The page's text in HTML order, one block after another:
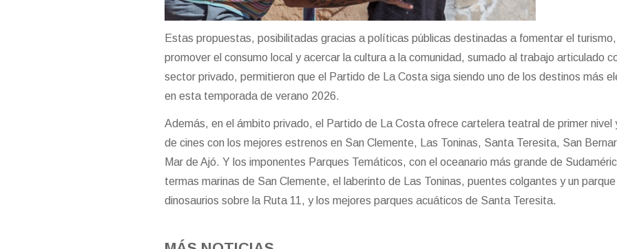
Estas propuestas, posibilitadas gracias a políticas públicas destinadas a fomentar el turismo,
promover el consumo local y acercar la cultura a la comunidad, sumado al trabajo articulado
sector privado, permitieron que el Partido de La Costa siga siendo uno de los destinos más
en esta temporada de verano 2026.
Además, en el ámbito privado, el Partido de La Costa ofrece cartelera teatral de primer nivel
de cines con los mejores estrenos en San Clemente, Las Toninas, Santa Teresita, San
Mar de Ajó. Y los imponentes Parques Temáticos, con el oceanario más grande de
termas marinas de San Clemente, el laberinto de Las Toninas, puentes colgantes y un
dinosaurios sobre la Ruta 11, y los mejores parques acuáticos de Santa Teresita.